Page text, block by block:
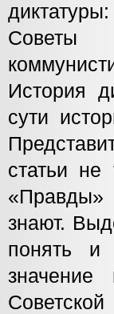
Советы
История
сути
статьи
«Правды»
знают.
понять и
значение